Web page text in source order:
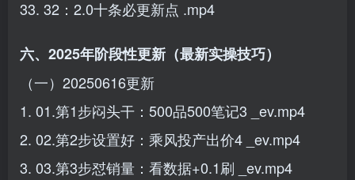
33. 32：2.0十条必更新点 .mp4
六、2025年阶段性更新（最新实操技巧）
（一）20250616更新
1. 01.第1步闷头干：500品500笔记3 _ev.mp4
2. 02.第2步设置好：乘风投产出价4 _ev.mp4
3. 03.第3步怼销量：看数据+0.1刷 _ev.mp4